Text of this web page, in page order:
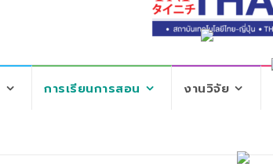
การเรียนการสอน งานวิจัย